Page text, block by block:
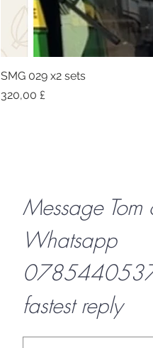
SMG 029 x2 sets
Preis
320,00 £
Message Tom
Whatsapp
fastest reply